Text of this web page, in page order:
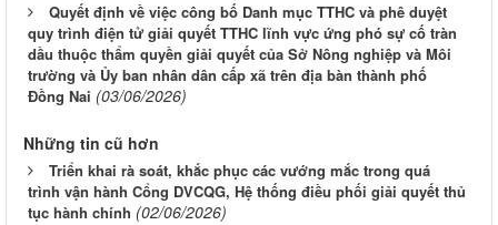
Quyết định về việc công bố Danh mục TTHC và phê duyệt
quy trình điện tử giải quyết TTHC lĩnh vực ứng phó sự cố tràn
dầu thuộc thẩm quyền giải quyết của Sở Nông nghiệp và Môi
trường và Ủy ban nhân dân cấp xã trên địa bàn thành phố
Đồng Nai (03/06/2026)
Những tin cũ hơn
Triển khai rà soát, khắc phục các vướng mắc trong quá
trình vận hành Cổng DVCQG, Hệ thống điều phối giải quyết thủ
tục hành chính (02/06/2026)